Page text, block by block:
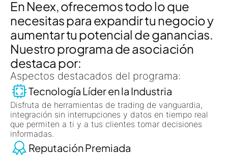
En Neex, ofrecemos todo lo que
necesitas para expandir tu negocio y
aumentar tu potencial de ganancias.
Nuestro programa de asociación
destaca por:
Aspectos destacados del programa:
Tecnología Líder en la Industria
Disfruta de herramientas de trading de vanguardia,
integración sin interrupciones y datos en tiempo real
que permiten a ti y a tus clientes tomar decisiones
informadas.
Reputación Premiada